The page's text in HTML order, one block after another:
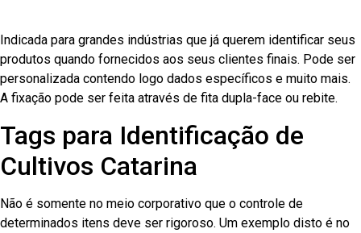
Indicada para grandes indústrias que já querem identificar seus
produtos quando fornecidos aos seus clientes finais. Pode ser
personalizada contendo logo dados específicos e muito mais.
A fixação pode ser feita através de fita dupla-face ou rebite.
Tags para Identificação de
Cultivos Catarina
Não é somente no meio corporativo que o controle de
determinados itens deve ser rigoroso. Um exemplo disto é no